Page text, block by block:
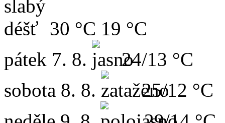
30 °C 19 °C
pátek 7. 8.
24/13 °C
sobota 8. 8.
25/12 °C